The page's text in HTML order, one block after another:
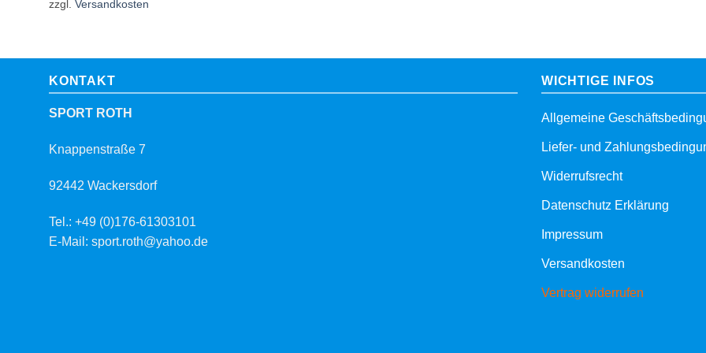
zzgl. Versandkosten
KONTAKT
SPORT ROTH
Knappenstraße 7
92442 Wackersdorf
Tel.: +49 (0)176-61303101
E-Mail: sport.roth@yahoo.de
WICHTIGE INFOS
Allgemeine
Liefer- und
Widerrufsrecht
Datenschutz Erklärung
Impressum
Versandkosten
Vertrag widerrufen